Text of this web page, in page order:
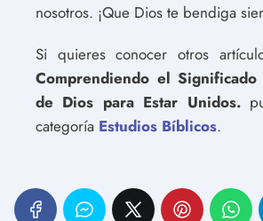
nosotros. ¡Que Dios te bendiga
Si quieres conocer otros
Comprendiendo el
de Dios para Estar Unidos.
categoría Estudios Bíblicos.